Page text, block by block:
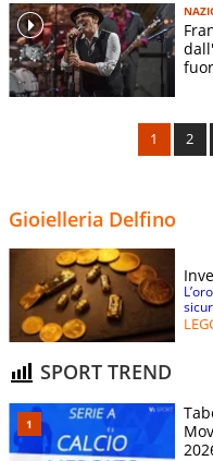
1 2
Gioielleria Delfino
SPORT TREND